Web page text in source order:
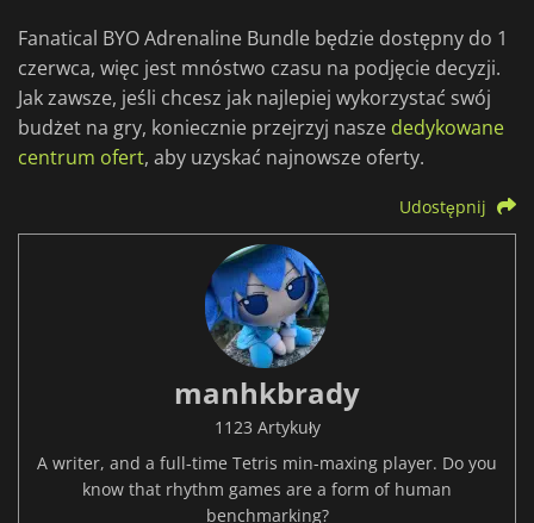
Fanatical BYO Adrenaline Bundle będzie dostępny do 1
czerwca, więc jest mnóstwo czasu na podjęcie decyzji.
Jak zawsze, jeśli chcesz jak najlepiej wykorzystać swój
budżet na gry, koniecznie przejrzyj nasze dedykowane
centrum ofert, aby uzyskać najnowsze oferty.
Udostępnij
manhkbrady
1123 Artykuły
A writer, and a full-time Tetris min-maxing player. Do you
know that rhythm games are a form of human
benchmarking?